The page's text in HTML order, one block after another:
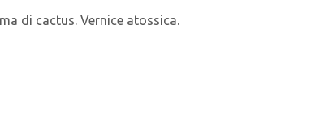
di cactus. Vernice atossica.